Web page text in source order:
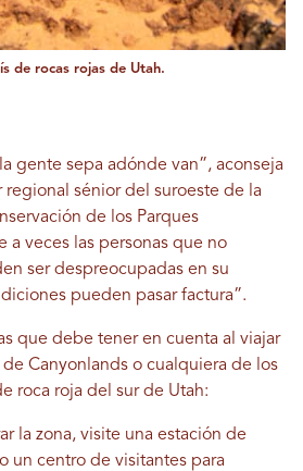
de rocas rojas de Utah.
gente sepa adónde van”, aconseja
sénior del suroeste de la
de los Parques
a veces las personas que no
ser despreocupadas en su
pueden pasar factura”.
que debe tener en cuenta al viajar
de Canyonlands o cualquiera de los
roca roja del sur de Utah:
la zona, visite una estación de
un centro de visitantes para